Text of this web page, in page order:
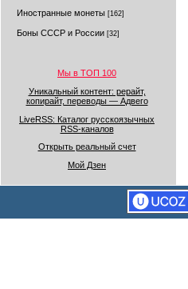
Иностранные монеты [162]
Боны СССР и России [32]
Мы в ТОП 100
Уникальный контент: рерайт,
копирайт, переводы — Адвего
LiveRSS: Каталог русскоязычных
RSS-каналов
Открыть реальный счет
Мой Дзен